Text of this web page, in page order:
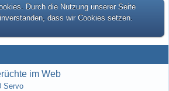
Durch die Nutzung unserer Seite
dass wir Cookies setzen.
im Web
Servo